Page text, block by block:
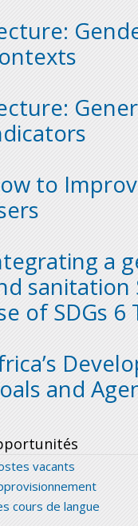
to
a
of SDGs
and
vacants
cours de langue